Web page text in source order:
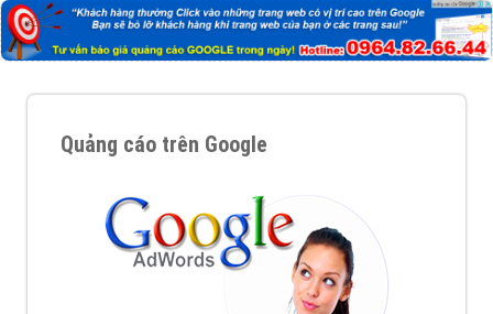
Quảng cáo trên Google